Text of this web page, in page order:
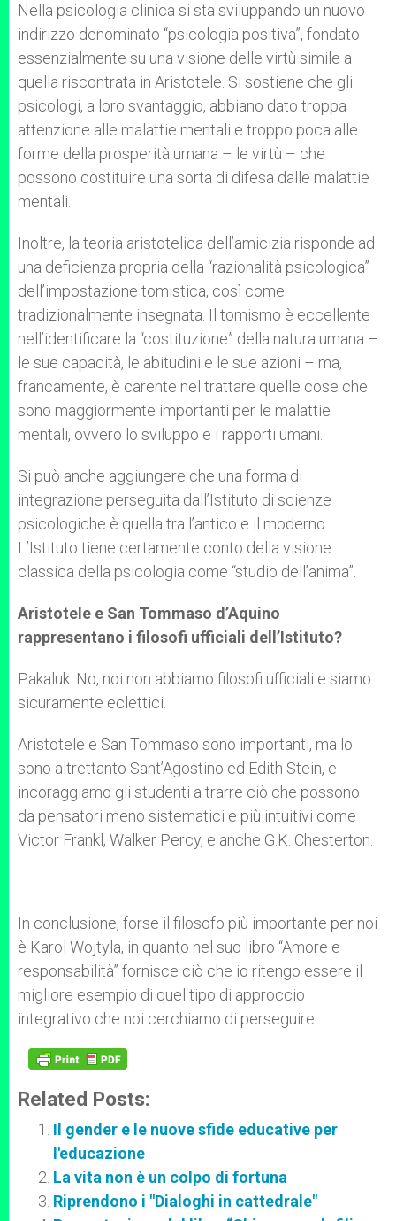
Nella psicologia clinica si sta sviluppando un nuovo
indirizzo denominato “psicologia positiva”, fondato
essenzialmente su una visione delle virtù simile a
quella riscontrata in Aristotele. Si sostiene che gli
psicologi, a loro svantaggio, abbiano dato troppa
attenzione alle malattie mentali e troppo poca alle
forme della prosperità umana – le virtù – che
possono costituire una sorta di difesa dalle malattie
mentali.
Inoltre, la teoria aristotelica dell’amicizia risponde ad
una deficienza propria della “razionalità psicologica”
dell’impostazione tomistica, così come
tradizionalmente insegnata. Il tomismo è eccellente
nell’identificare la “costituzione” della natura umana –
le sue capacità, le abitudini e le sue azioni – ma,
francamente, è carente nel trattare quelle cose che
sono maggiormente importanti per le malattie
mentali, ovvero lo sviluppo e i rapporti umani.
Si può anche aggiungere che una forma di
integrazione perseguita dall’Istituto di scienze
psicologiche è quella tra l’antico e il moderno.
L’Istituto tiene certamente conto della visione
classica della psicologia come “studio dell’anima”.
Aristotele e San Tommaso d’Aquino
rappresentano i filosofi ufficiali dell’Istituto?
Pakaluk: No, noi non abbiamo filosofi ufficiali e siamo
sicuramente eclettici.
Aristotele e San Tommaso sono importanti, ma lo
sono altrettanto Sant’Agostino ed Edith Stein, e
incoraggiamo gli studenti a trarre ciò che possono
da pensatori meno sistematici e più intuitivi come
Victor Frankl, Walker Percy, e anche G.K. Chesterton.
In conclusione, forse il filosofo più importante per noi
è Karol Wojtyla, in quanto nel suo libro “Amore e
responsabilità” fornisce ciò che io ritengo essere il
migliore esempio di quel tipo di approccio
integrativo che noi cerchiamo di perseguire.
Related Posts:
Il gender e le nuove sfide educative per
l'educazione
La vita non è un colpo di fortuna
Riprendono i "Dialoghi in cattedrale"